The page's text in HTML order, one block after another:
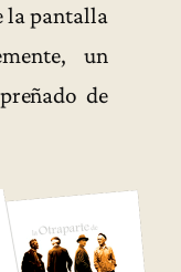
la pantalla
un
de